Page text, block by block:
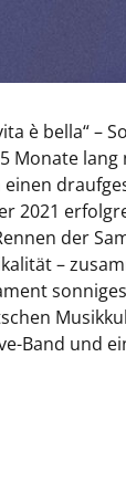
è bella“
einen
2021
der
–
Band und